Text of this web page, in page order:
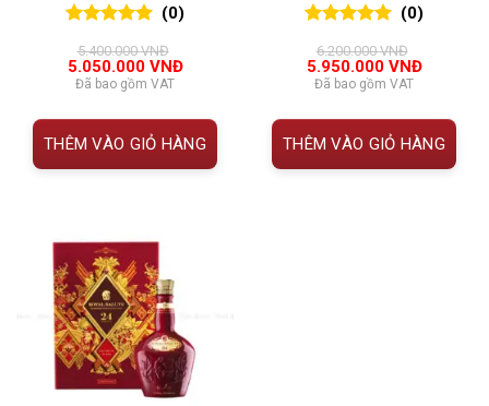
đánh giá
(0)
5.400.000VNĐ
Giá
gốc
5.400.000 VNĐ.
5.050.000 VNĐGiá
là:
5.050.000 VNĐ.
Đã bao gồm VAT
THÊM VÀO GIỎ HÀNG
đánh giá
(0)
6.200.000VNĐ
Giá
gốc
6.200.000 VNĐ.
5.950.000 VNĐGiá
là:
Đã bao gồm VAT
THÊM VÀO GIỎ HÀNG